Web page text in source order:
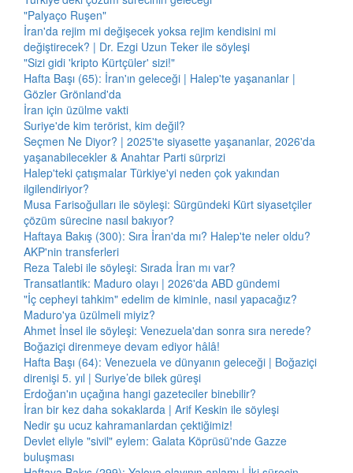
"Palyaço Ruşen"
İran'da rejim mi değişecek yoksa rejim kendisini mi
değiştirecek? | Dr. Ezgi Uzun Teker ile söyleşi
"Sizi gidi 'kripto Kürtçüler' sizi!"
Hafta Başı (65): İran'ın geleceği | Halep'te yaşananlar |
Gözler Grönland'da
İran için üzülme vakti
Suriye'de kim terörist, kim değil?
Seçmen Ne Diyor? | 2025'te siyasette yaşananlar, 2026'da
yaşanabilecekler & Anahtar Parti sürprizi
Halep'teki çatışmalar Türkiye'yi neden çok yakından
ilgilendiriyor?
Musa Farisoğulları ile söyleşi: Sürgündeki Kürt siyasetçiler
çözüm sürecine nasıl bakıyor?
Haftaya Bakış (300): Sıra İran'da mı? Halep'te neler oldu?
AKP'nin transferleri
Reza Talebi ile söyleşi: Sırada İran mı var?
Transatlantik: Maduro olayı | 2026'da ABD gündemi
"İç cepheyi tahkim" edelim de kiminle, nasıl yapacağız?
Maduro'ya üzülmeli miyiz?
Ahmet İnsel ile söyleşi: Venezuela'dan sonra sıra nerede?
Boğaziçi direnmeye devam ediyor hâlâ!
Hafta Başı (64): Venezuela ve dünyanın geleceği | Boğaziçi
direnişi 5. yıl | Suriye’de bilek güreşi
Erdoğan'ın uçağına hangi gazeteciler binebilir?
İran bir kez daha sokaklarda | Arif Keskin ile söyleşi
Nedir şu ucuz kahramanlardan çektiğimiz!
Devlet eliyle "sivil" eylem: Galata Köprüsü'nde Gazze
buluşması